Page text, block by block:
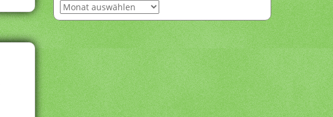
Archiv